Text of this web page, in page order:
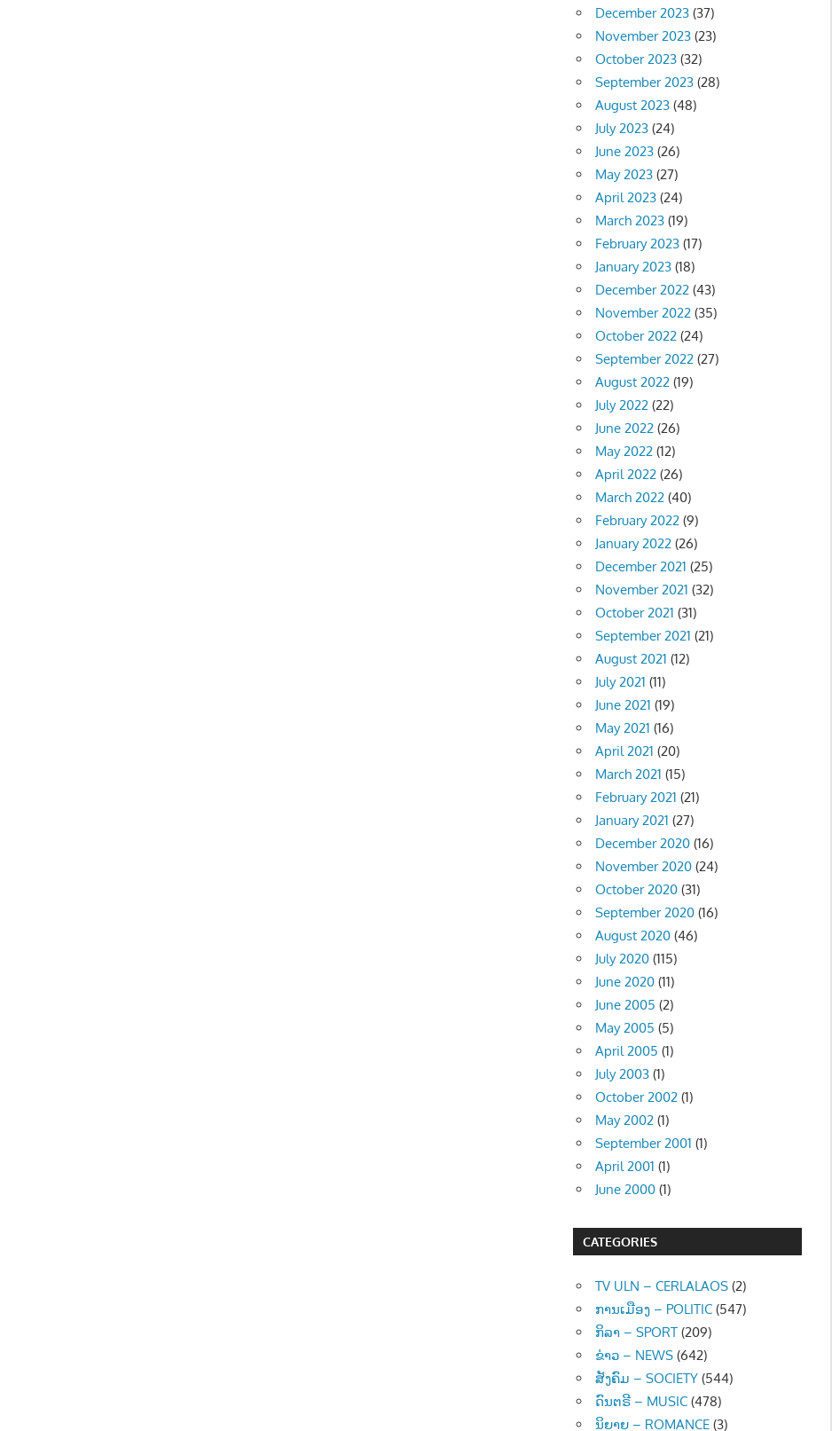
December 2023 (37)
November 2023 (23)
October 2023 (32)
September 2023 (28)
August 2023 (48)
July 2023 (24)
June 2023 (26)
May 2023 (27)
April 2023 (24)
March 2023 (19)
February 2023 (17)
January 2023 (18)
December 2022 (43)
November 2022 (35)
October 2022 (24)
September 2022 (27)
August 2022 (19)
July 2022 (22)
June 2022 (26)
May 2022 (12)
April 2022 (26)
March 2022 (40)
February 2022 (9)
January 2022 (26)
December 2021 (25)
November 2021 (32)
October 2021 (31)
September 2021 (21)
August 2021 (12)
July 2021 (11)
June 2021 (19)
May 2021 (16)
April 2021 (20)
March 2021 (15)
February 2021 (21)
January 2021 (27)
December 2020 (16)
November 2020 (24)
October 2020 (31)
September 2020 (16)
August 2020 (46)
July 2020 (115)
June 2020 (11)
June 2005 (2)
May 2005 (5)
April 2005 (1)
July 2003 (1)
October 2002 (1)
May 2002 (1)
September 2001 (1)
April 2001 (1)
June 2000 (1)
CATEGORIES
TV ULN – CERLALAOS (2)
ການເມືອງ – POLITIC (547)
ກິລາ – SPORT (209)
ຂ່າວ – NEWS (642)
ສັງຄົມ – SOCIETY (544)
ດົນຕຣີ – MUSIC (478)
ນິຍາຍ – ROMANCE (3)